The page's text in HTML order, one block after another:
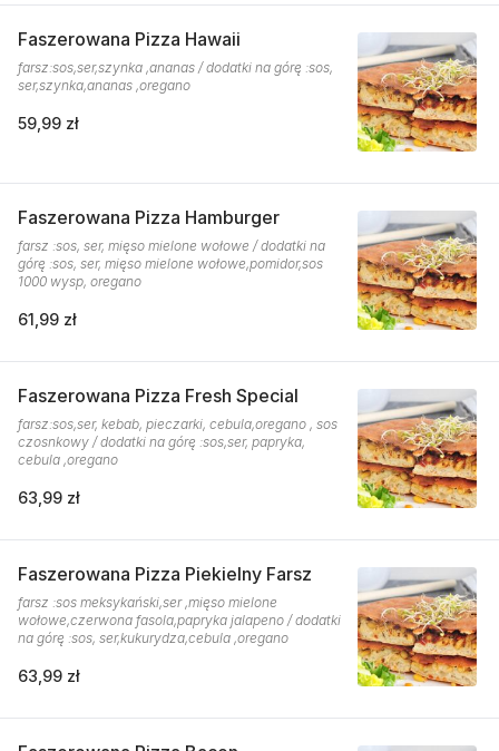
Faszerowana Pizza Hawaii
farsz:sos,ser,szynka ,ananas / dodatki na górę :sos,
ser,szynka,ananas ,oregano
59,99 zł
Faszerowana Pizza Hamburger
farsz :sos, ser, mięso mielone wołowe / dodatki na
górę :sos, ser, mięso mielone wołowe,pomidor,sos
1000 wysp, oregano
61,99 zł
Faszerowana Pizza Fresh Special
farsz:sos,ser, kebab, pieczarki, cebula,oregano , sos
czosnkowy / dodatki na górę :sos,ser, papryka,
cebula ,oregano
63,99 zł
Faszerowana Pizza Piekielny Farsz
farsz :sos meksykański,ser ,mięso mielone
wołowe,czerwona fasola,papryka jalapeno / dodatki
na górę :sos, ser,kukurydza,cebula ,oregano
63,99 zł